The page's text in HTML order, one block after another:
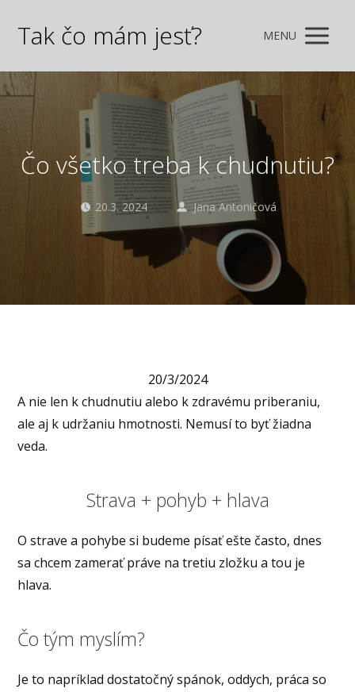
Tak čo mám jesť? MENU
Čo všetko treba k chudnutiu?
20.3. 2024 Jana Antoničová
20/3/2024
A nie len k chudnutiu alebo k zdravému priberaniu,
ale aj k udržaniu hmotnosti. Nemusí to byť žiadna
veda.
Strava + pohyb + hlava
O strave a pohybe si budeme písať ešte často, dnes
sa chcem zamerať práve na tretiu zložku a tou je
hlava.
Čo tým myslím?
Je to napríklad dostatočný spánok, oddych, práca so